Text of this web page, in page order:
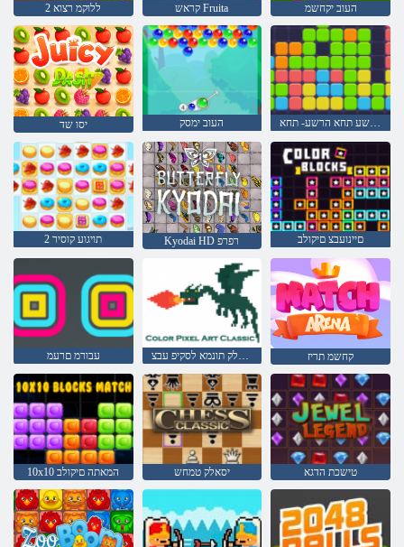
2 ללוקמ רצוא קראש Fruita העוב יקחשמ
יסו שד העוב ימסק הרשע תחא הרשע- תחא
2 תויגוע קוסיר Kyodai HD רפרפ םיינועבצ םיקולב
עבורמ םרעמ יסאלק תונמא לסקיפ עבצ קחשמ תריז
10x10 המאתה םיקולב יסאלק טמחש טישכת הדגא